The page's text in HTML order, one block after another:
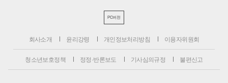
PC버전
회사소개 윤리강령 개인정보처리방침 이용자위원회
청소년보호정책 정정·반론보도 기사심의규정 불편신고